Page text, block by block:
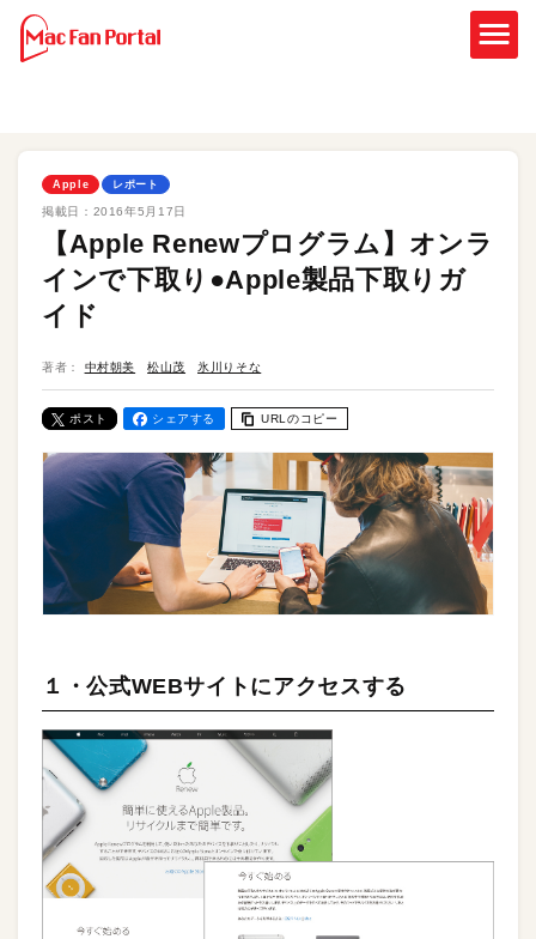
Apple レポート
掲載日： 2016年5月17日
【Apple Renewプログラム】オンラ
インで下取り●Apple製品下取りガ
イド
著者： 中村朝美 松山茂 氷川りそな
ポスト シェアする URLのコピー
１・公式WEBサイトにアクセスする